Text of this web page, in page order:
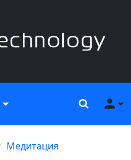
Поиск
Медитация